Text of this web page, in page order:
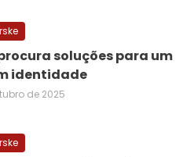
soluções para um
identidade
de 2025